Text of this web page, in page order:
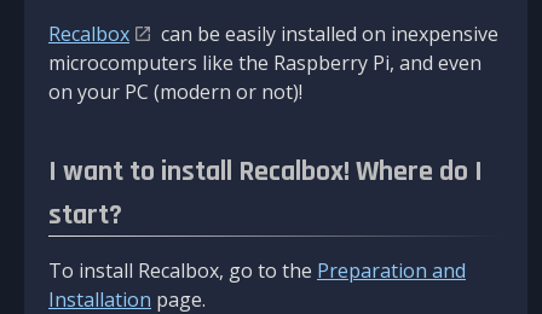
Recalbox
can be easily installed on inexpensive
microcomputers like the Raspberry Pi, and even
on your PC (modern or not)!
I want to install Recalbox! Where do I
start?
To install Recalbox, go to the Preparation and
Installation page.